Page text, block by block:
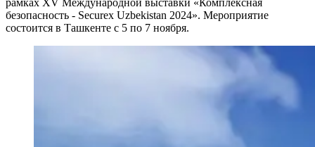
безопасность - Securex Uzbekistan 2024». Мероприятие
состоится в Ташкенте с 5 по 7 ноября.